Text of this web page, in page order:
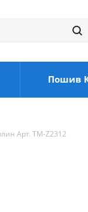
Пошив
Арт. TM-Z2312